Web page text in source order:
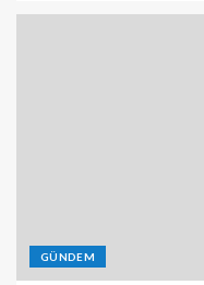
GÜNDEM